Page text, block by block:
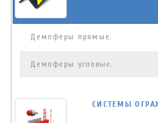
Демпферы прямые.
Демпферы угловые.
СИСТЕМЫ